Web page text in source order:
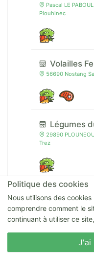
Pascal LE
Plouhinec
Volailles
56690 Nostang
Légumes
29890
Trez
Michel
Michel OLLIERO
Plouhinec
Politique des cookies
Nous utilisons des
comprendre comment le
continuant à utiliser ce
J'ai